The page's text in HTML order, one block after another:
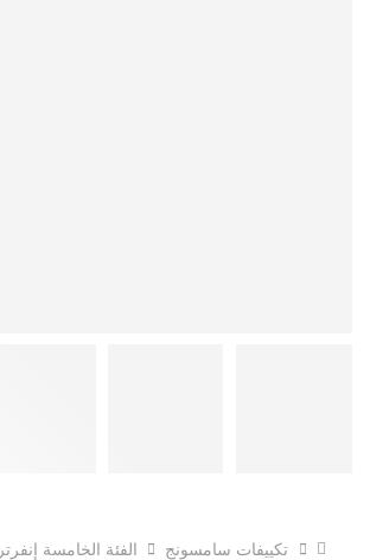
تكييفات سامسونج الفئة الخامسة إنفرتر